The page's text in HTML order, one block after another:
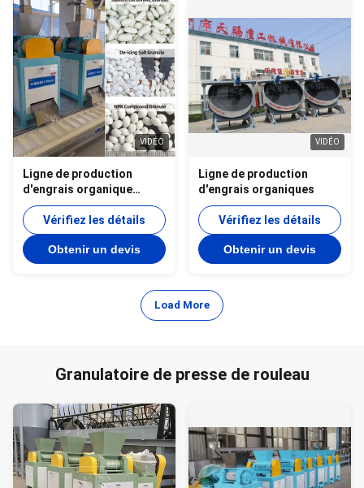
VIDÉO
Ligne de production
d'engrais organique
composé par granulation
par extrusion à double
rouleau
Vérifiez les détails
Obtenir un devis
VIDÉO
Ligne de production
d'engrais organiques
Vérifiez les détails
Obtenir un devis
Load More
Granulatoire de presse de rouleau